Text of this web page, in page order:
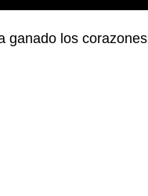
ganado los corazones